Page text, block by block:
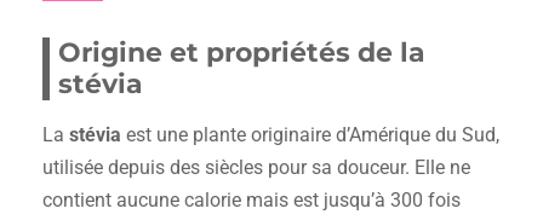
Origine et propriétés de la
stévia
La stévia est une plante originaire d’Amérique du Sud,
utilisée depuis des siècles pour sa douceur. Elle ne
contient aucune calorie mais est jusqu’à 300 fois